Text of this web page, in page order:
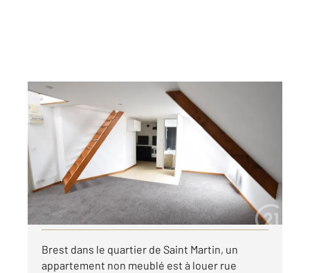
BREST 29
22,23 m
, 2 pièces
Ref : 7733
Appartement T2 à louer
560 €
par mois charges comprises
Visiter le site dédié
Brest dans le quartier de Saint Martin, un
appartement non meublé est à louer rue